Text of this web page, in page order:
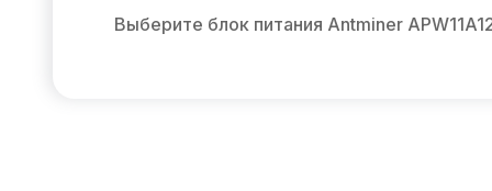
Выберите блок питания Antminer